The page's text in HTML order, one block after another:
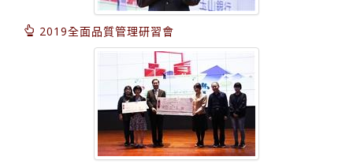
2019全面品質管理研習會